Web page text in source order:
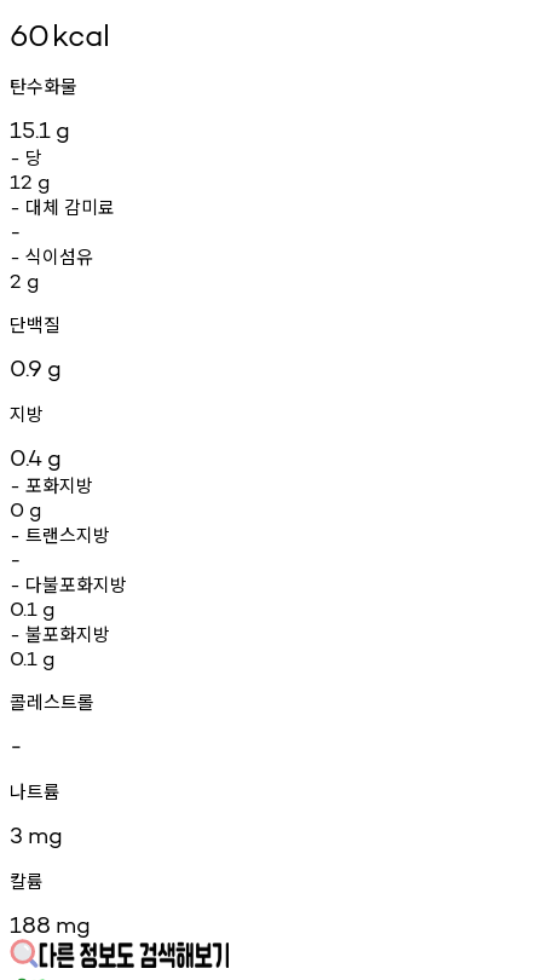
60kcal
탄수화물
15.1 g
- 당
12 g
- 대체 감미료
-
- 식이섬유
2 g
단백질
0.9 g
지방
0.4 g
- 포화지방
0 g
- 트랜스지방
-
- 다불포화지방
0.1 g
- 불포화지방
0.1 g
콜레스트롤
-
나트륨
3 mg
칼륨
188 mg